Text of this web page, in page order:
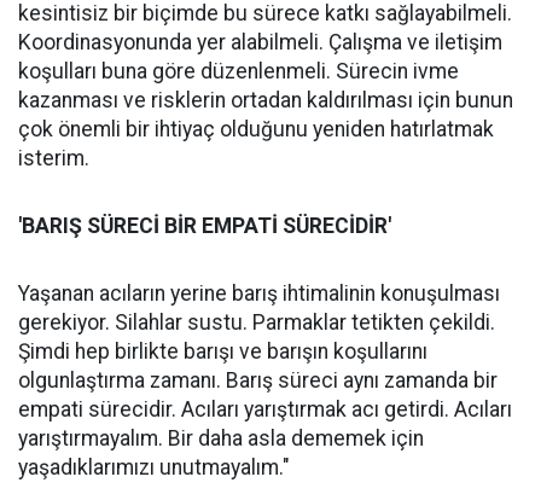
kesintisiz bir biçimde bu sürece katkı sağlayabilmeli.
Koordinasyonunda yer alabilmeli. Çalışma ve iletişim
koşulları buna göre düzenlenmeli. Sürecin ivme
kazanması ve risklerin ortadan kaldırılması için bunun
çok önemli bir ihtiyaç olduğunu yeniden hatırlatmak
isterim.
'BARIŞ SÜRECİ BİR EMPATİ SÜRECİDİR'
Yaşanan acıların yerine barış ihtimalinin konuşulması
gerekiyor. Silahlar sustu. Parmaklar tetikten çekildi.
Şimdi hep birlikte barışı ve barışın koşullarını
olgunlaştırma zamanı. Barış süreci aynı zamanda bir
empati sürecidir. Acıları yarıştırmak acı getirdi. Acıları
yarıştırmayalım. Bir daha asla dememek için
yaşadıklarımızı unutmayalım."